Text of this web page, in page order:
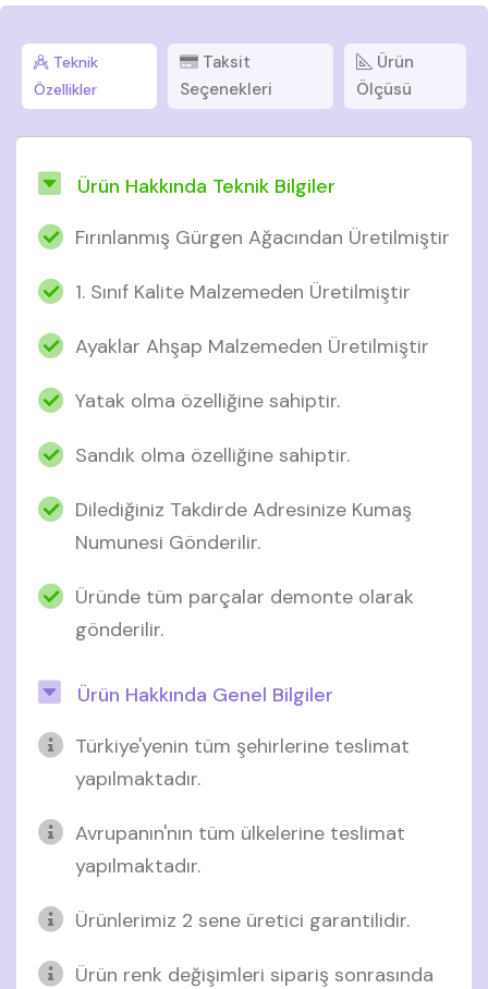
Teknik
Özellikler
Taksit
Seçenekleri
Ürün
Ölçüsü
Ürün Hakkında Teknik Bilgiler
Fırınlanmış Gürgen Ağacından Üretilmiştir
1. Sınıf Kalite Malzemeden Üretilmiştir
Ayaklar Ahşap Malzemeden Üretilmiştir
Yatak olma özelliğine sahiptir.
Sandık olma özelliğine sahiptir.
Dilediğiniz Takdirde Adresinize Kumaş
Numunesi Gönderilir.
Üründe tüm parçalar demonte olarak
gönderilir.
Ürün Hakkında Genel Bilgiler
Türkiye'yenin tüm şehirlerine teslimat
yapılmaktadır.
Avrupanın'nın tüm ülkelerine teslimat
yapılmaktadır.
Ürünlerimiz 2 sene üretici garantilidir.
Ürün renk değişimleri sipariş sonrasında